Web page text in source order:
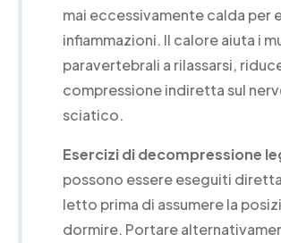
mai eccessivamente calda per
infiammazioni. Il calore aiuta i
paravertebrali a rilassarsi,
compressione indiretta sul
sciatico.
Esercizi di decompressione
possono essere eseguiti
letto prima di assumere la
dormire. Portare